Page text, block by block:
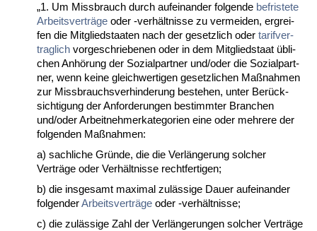
„1. Um Miss­brauch durch auf­ein­an­der fol­gen­de be­fris­te­te
Ar­beits­verträge oder -verhält­nis­se zu ver­mei­den, er­grei­
fen die Mit­glied­staa­ten nach der ge­setz­lich oder ta­rif­ver­
trag­lich vor­ge­schrie­be­nen oder in dem Mit­glied­staat übli­
chen Anhörung der So­zi­al­part­ner und/oder die So­zi­al­part­
ner, wenn kei­ne gleich­wer­ti­gen ge­setz­li­chen Maßnah­men
zur Miss­brauchs­ver­hin­de­rung be­ste­hen, un­ter Berück­
sich­ti­gung der An­for­de­run­gen be­stimm­ter Bran­chen
und/oder Ar­beit­neh­mer­ka­te­go­ri­en ei­ne oder meh­re­re der
fol­gen­den Maßnah­men:
a) sach­li­che Gründe, die die Verlänge­rung sol­cher
Verträge oder Verhält­nis­se recht­fer­ti­gen;
b) die ins­ge­samt ma­xi­mal zulässi­ge Dau­er auf­ein­an­der
fol­gen­derAr­beits­verträge oder -verhält­nis­se;
c) die zulässi­ge Zahl der Verlänge­run­gen sol­cher Verträge